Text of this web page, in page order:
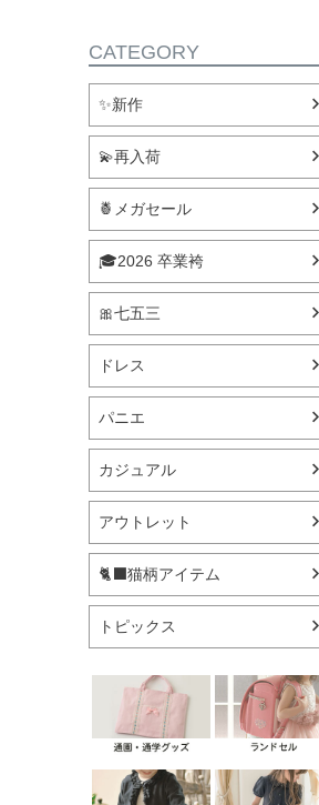
CATEGORY
✨新作
💫再入荷
🍍メガセール
🎓2026 卒業袴
🎀七五三
ドレス
パニエ
カジュアル
アウトレット
🐈‍⬛猫柄アイテム
トピックス